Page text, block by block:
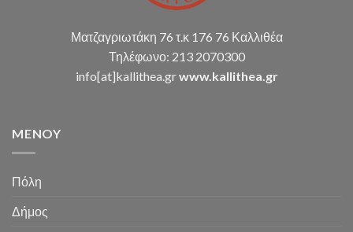
Ματζαγριωτάκη 76 τ.κ 176 76 Καλλιθέα
Τηλέφωνο: 213 2070300
info[at]kallithea.grwww.kallithea.gr
MENOY
Πόλη
Δήμος